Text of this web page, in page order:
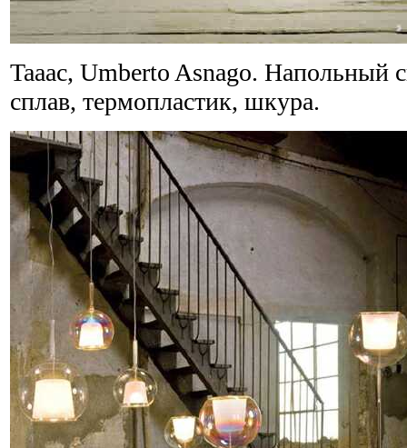
Taaac, Umberto Asnago. Напольный
сплав, термопластик, шкура.